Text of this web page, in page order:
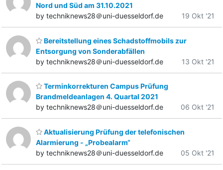
Nord und Süd am 31.10.2021
by techniknews28＠uni-duesseldorf.de
19 Okt '21
Bereitstellung eines Schadstoffmobils zur
Entsorgung von Sonderabfällen
by techniknews28＠uni-duesseldorf.de
13 Okt '21
Terminkorrekturen Campus Prüfung
Brandmeldeanlagen 4. Quartal 2021
by techniknews28＠uni-duesseldorf.de
06 Okt '21
Aktualisierung Prüfung der telefonischen
Alarmierung - „Probealarm“
by techniknews28＠uni-duesseldorf.de
05 Okt '21